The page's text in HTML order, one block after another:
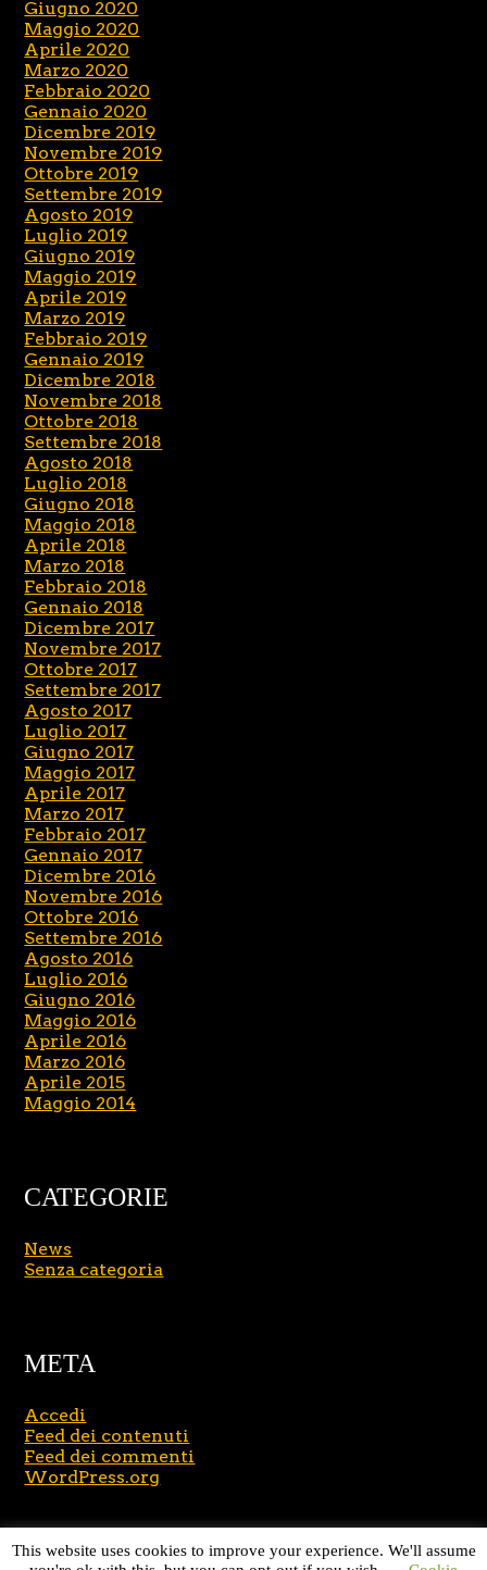
Giugno 2020
Maggio 2020
Aprile 2020
Marzo 2020
Febbraio 2020
Gennaio 2020
Dicembre 2019
Novembre 2019
Ottobre 2019
Settembre 2019
Agosto 2019
Luglio 2019
Giugno 2019
Maggio 2019
Aprile 2019
Marzo 2019
Febbraio 2019
Gennaio 2019
Dicembre 2018
Novembre 2018
Ottobre 2018
Settembre 2018
Agosto 2018
Luglio 2018
Giugno 2018
Maggio 2018
Aprile 2018
Marzo 2018
Febbraio 2018
Gennaio 2018
Dicembre 2017
Novembre 2017
Ottobre 2017
Settembre 2017
Agosto 2017
Luglio 2017
Giugno 2017
Maggio 2017
Aprile 2017
Marzo 2017
Febbraio 2017
Gennaio 2017
Dicembre 2016
Novembre 2016
Ottobre 2016
Settembre 2016
Agosto 2016
Luglio 2016
Giugno 2016
Maggio 2016
Aprile 2016
Marzo 2016
Aprile 2015
Maggio 2014
CATEGORIE
News
Senza categoria
META
Accedi
Feed dei contenuti
Feed dei commenti
WordPress.org
Copyright © 2026 Massimo Brusasco
. All Rights
Reserved.Journal Lite by Slocum Studio
This website uses cookies to improve your experience. We'll assume